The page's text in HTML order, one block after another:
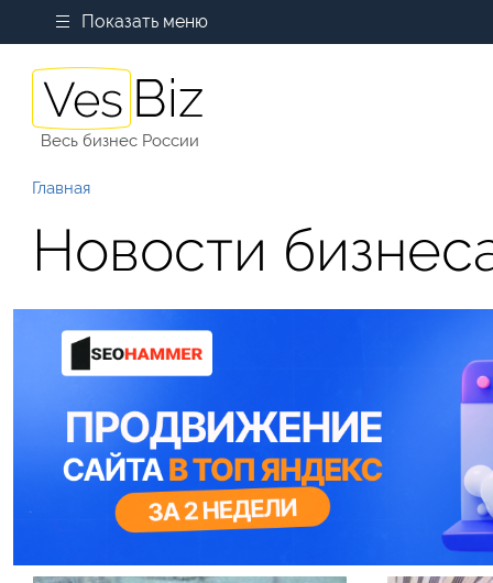
Показать меню
Весь бизнес России
Главная
Новости